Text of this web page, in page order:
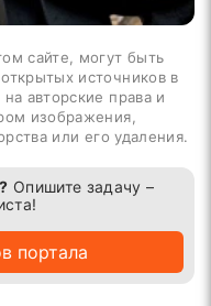
сайте, могут быть
источников в
авторские права и
изображения,
или его удаления.
Опишите задачу –
портала